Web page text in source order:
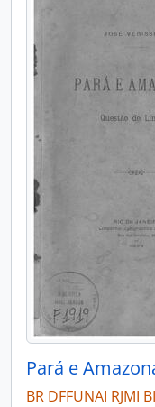
Pará e
BR DFFUNAI RJMI